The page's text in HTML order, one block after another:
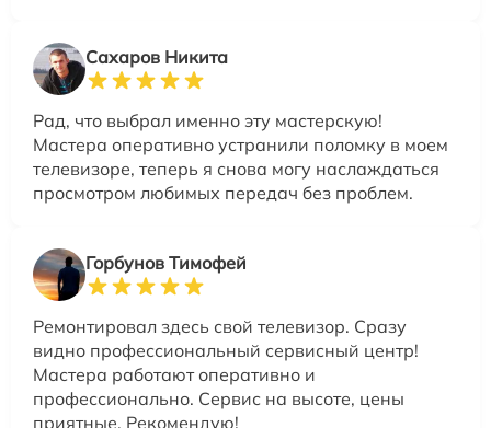
Сахаров Никита
Рад, что выбрал именно эту мастерскую!
Мастера оперативно устранили поломку в моем
телевизоре, теперь я снова могу наслаждаться
просмотром любимых передач без проблем.
Горбунов Тимофей
Ремонтировал здесь свой телевизор. Сразу
видно профессиональный сервисный центр!
Мастера работают оперативно и
профессионально. Сервис на высоте, цены
приятные. Рекомендую!